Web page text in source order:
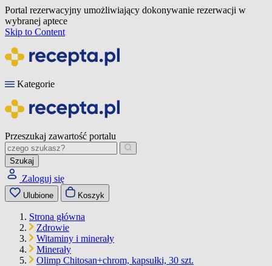
Portal rezerwacyjny umożliwiający dokonywanie rezerwacji w
wybranej aptece
Skip to Content
Kategorie
Przeszukaj zawartość portalu
Szukaj
Zaloguj się
Ulubione Koszyk
Strona główna
Zdrowie
Witaminy i minerały
Minerały
Olimp Chitosan+chrom, kapsułki, 30 szt.